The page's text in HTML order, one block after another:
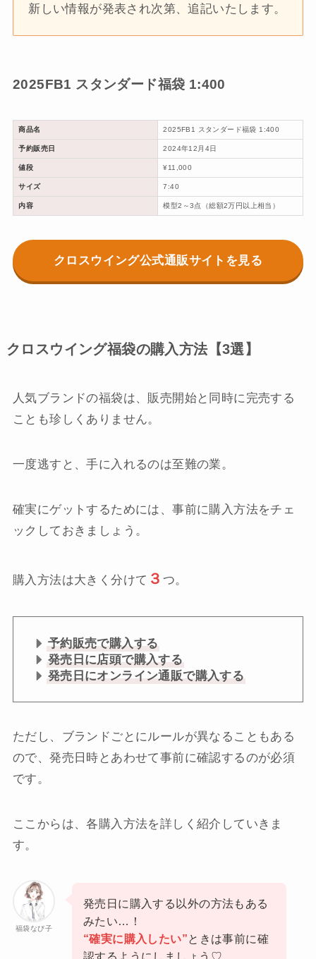
新しい情報が発表され次第、追記いたします。
2025FB1 スタンダード福袋 1:400
商品名 2025FB1 スタンダード福袋 1:400
予約販売日 2024年12月4日
値段 ¥11,000
サイズ 7:40
内容 模型2～3点（総額2万円以上相当）
クロスウイング公式通販サイトを見る
クロスウイング福袋の購入方法【3選】
人気ブランドの福袋は、販売開始と同時に完売する
ことも珍しくありません。
一度逃すと、手に入れるのは至難の業。
確実にゲットするためには、事前に購入方法をチェ
ックしておきましょう。
購入方法は大きく分けて ３ つ。
予約販売で購入する
発売日に店頭で購入する
発売日にオンライン通販で購入する
ただし、ブランドごとにルールが異なることもある
ので、発売日時とあわせて事前に確認するのが必須
です。
ここからは、各購入方法を詳しく紹介していきま
す。
福袋なび子
発売日に購入する以外の方法もある
みたい…！
“確実に購入したい” ときは事前に確
認するようにしましょう♡